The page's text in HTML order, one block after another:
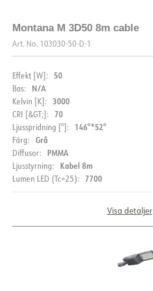
Montana M 3D50 8m cable
Art. No. 103030-50-D-1
Effekt [W]: 50
Bas: N/A
Kelvin [K]: 3000
CRI [&GT;]: 70
Ljusspridning [°]: 146°*52°
Färg: Grå
Diffusor: PMMA
Ljusstyrning: Kabel 8m
Lumen LED (Tc=25): 7700
Visa detaljer